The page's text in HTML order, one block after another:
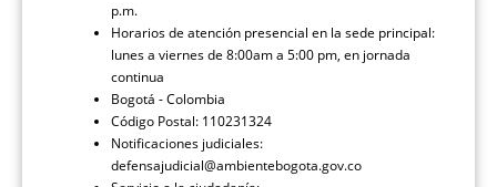
p.m.
Horarios de atención presencial en la sede principal:
lunes a viernes de 8:00am a 5:00 pm, en jornada
continua
Bogotá - Colombia
Código Postal: 110231324
Notificaciones judiciales:
defensajudicial@ambientebogota.gov.co